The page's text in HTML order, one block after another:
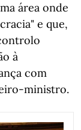
área onde
e que,
à
com
ministro.